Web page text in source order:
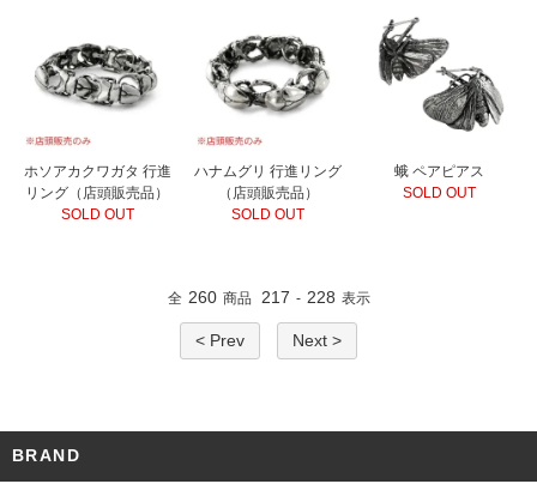
ホソアカクワガタ 行進
リング（店頭販売品）
SOLD OUT
ハナムグリ 行進リング
（店頭販売品）
SOLD OUT
蛾 ペアピアス
SOLD OUT
全 260 商品 217 - 228 表示
< Prev Next >
BRAND